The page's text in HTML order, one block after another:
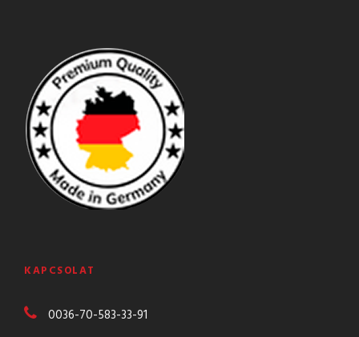
KAPCSOLAT
0036-70-583-33-91